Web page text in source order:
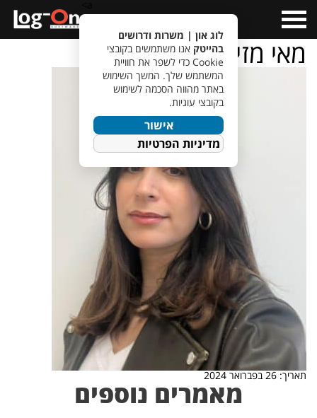
Menu
מאי מזיג
תאריך: 26 בפברואר 2024
מאמרים נוספים
לוג און | משרות ודרושים
בהייטק אנו משתמשים בקובצי
Cookie כדי לשפר את חוויית
המשתמש שלך. המשך השימוש
באתר מהווה הסכמה לשימוש
בקובצי עוגיות.
אישור
מדיניות הפרטיות